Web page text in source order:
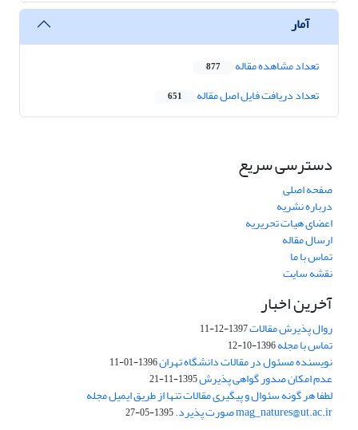
آمار
تعداد مشاهده مقاله 877
تعداد دریافت فایل اصل مقاله 651
دسترسی سریع
صفحه اصلی
درباره نشریه
اعضای هیات تحریریه
ارسال مقاله
تماس با ما
نقشه سایت
آخرین اخبار
روال پذیرش مقالات1397-12-11
تماس با مجله1396-10-12
نویسنده مسئول در مقالات دانشگاه تهران1396-01-11
عدم امکان صدور گواهی پذیرش1395-11-21
لطفا هر گونه سئوال و پیگیری مقالات تنها از طریق ایمیل مجله
mag_natures@ut.ac.ir صورت پذیرد. 1395-05-27